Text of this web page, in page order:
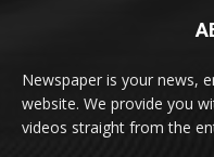
Newspaper is your news,
website. We provide you
videos straight from the